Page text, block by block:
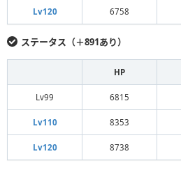
Lv120 6758
ステータス（＋891あり）
HP
Lv99 6815
Lv110 8353
Lv120 8738